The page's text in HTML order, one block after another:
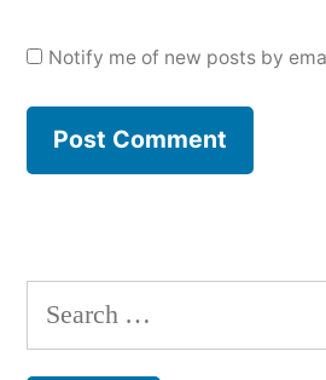
Notify me of new posts by
Search
for: